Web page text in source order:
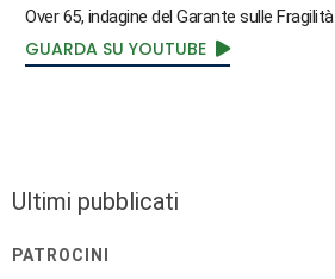
Over 65, indagine del Garante sulle Fragilità
GUARDA SU YOUTUBE
Ultimi pubblicati
PATROCINI